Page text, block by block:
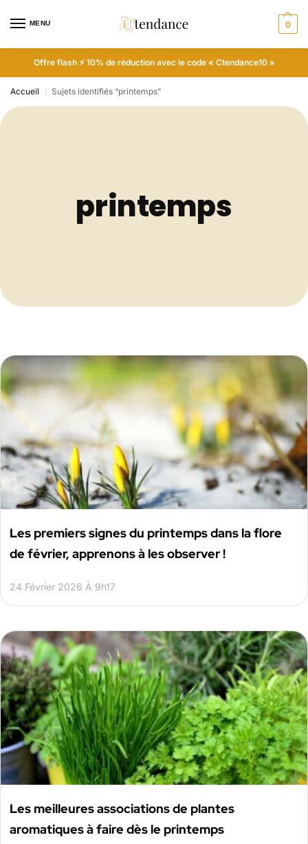
MENU 0
Offre flash ⚡ 10% de réduction avec le code « Ctendance10 »
Accueil / Sujets identifiés “printemps”
printemps
Les premiers signes du printemps dans la flore
de février, apprenons à les observer !
24 Février 2026 À 9h17
Les meilleures associations de plantes
aromatiques à faire dès le printemps